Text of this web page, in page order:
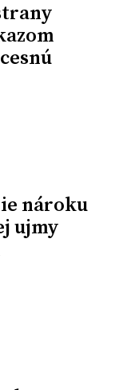
nároku
ujmy